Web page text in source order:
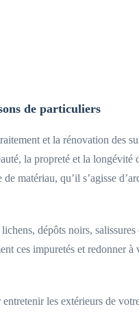
de particuliers
et la rénovation des
la propreté et la longévité
matériau, qu’il s’agisse
dépôts noirs,
ces impuretés et redonner à
les extérieurs de